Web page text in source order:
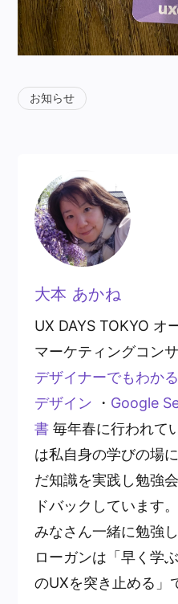
お知らせ
大本 あかね
UX DAYS TOKYO オ
マーケティングコン
デザイナーでもわか
デザイン ・ Google
書毎年春に行われて
は私自身の学びの場
だ知識を実践し勉強
ドバックしています
みなさん一緒に勉強
ローガンは「早く学
のUXを突き止める」